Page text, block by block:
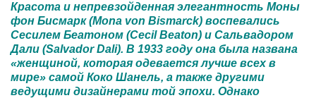
Красота и непревзойденная элегантность Моны
фон Бисмарк (Mona von Bismarck) воспевались
Сесилем Беатоном (Cecil Beaton) и Сальвадором
Дали (Salvador Dali). В 1933 году она была названа
«женщиной, которая одевается лучше всех в
мире» самой Коко Шанель, а также другими
ведущими дизайнерами той эпохи. Однако